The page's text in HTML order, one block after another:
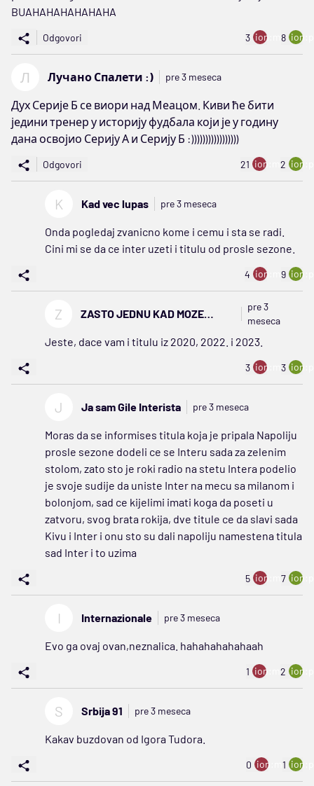
BUAHAHAHAHAHAHA
Odgovori 3 ion:minus
8
Л Лучано Спалети :) pre 3 meseca
Дух Серије Б се виори над Меацом. Киви ће бити
једини тренер у историју фудбала који је у годину
дана освојио Серију А и Серију Б :)))))))))))))))))
Odgovori 21 ion:minus
2
K Kad vec lupas pre 3 meseca
Onda pogledaj zvanicno kome i cemu i sta se radi.
Cini mi se da ce inter uzeti i titulu od prosle sezone.
4 ion:minus
9
Z
ZASTO JEDNU KAD MOZE
pre 3
meseca
Jeste, dace vam i titulu iz 2020, 2022. i 2023.
3 ion:minus
3
J Ja sam Gile Interista pre 3 meseca
Moras da se informises titula koja je pripala Napoliju
prosle sezone dodeli ce se Interu sada za zelenim
stolom, zato sto je roki radio na stetu Intera podelio
je svoje sudije da uniste Inter na mecu sa milanom i
bolonjom, sad ce kijelimi imati koga da poseti u
zatvoru, svog brata rokija, dve titule ce da slavi sada
Kivu i Inter i onu sto su dali napoliju namestena titula
sad Inter i to uzima
5 ion:minus
7
I Internazionale pre 3 meseca
Evo ga ovaj ovan,neznalica. hahahahahahaah
1 ion:minus
2
S Srbija 91 pre 3 meseca
Kakav buzdovan od Igora Tudora.
0 ion:minus
1